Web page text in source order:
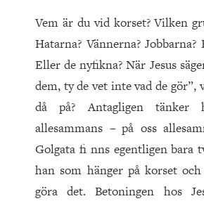
Vem är du vid korset? Vilken
Hatarna? Vännerna?
Eller de nyfikna? När Jesus
dem, ty de vet inte vad de gör”,
då på? Antagligen tänker
allesammans – på oss
Golgata fi nns egentligen bara
han som hänger på korset
göra det. Betoningen hos